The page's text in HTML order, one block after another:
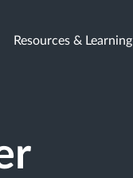
Resources & Learning